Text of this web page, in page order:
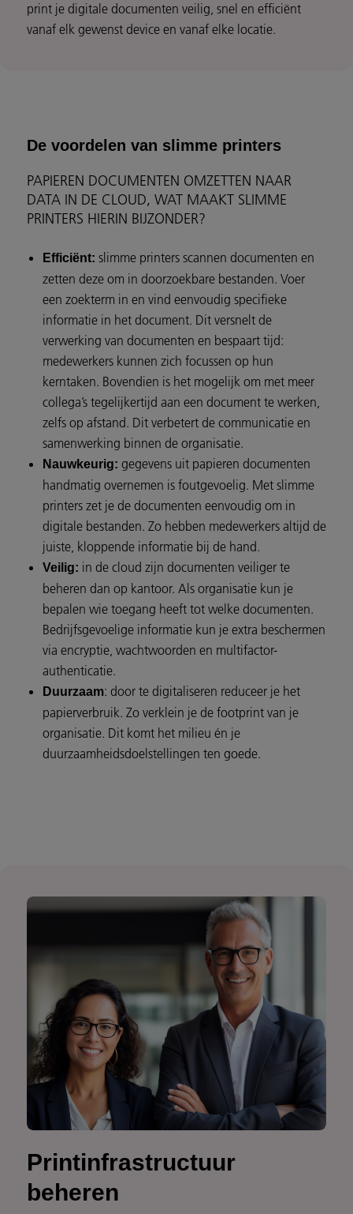
print je digitale documenten veilig, snel en efficiënt
vanaf elk gewenst device en vanaf elke locatie.
De voordelen van slimme printers
PAPIEREN DOCUMENTEN OMZETTEN NAAR
DATA IN DE CLOUD, WAT MAAKT SLIMME
PRINTERS HIERIN BIJZONDER?
Efficiënt: slimme printers scannen documenten en
zetten deze om in doorzoekbare bestanden. Voer
een zoekterm in en vind eenvoudig specifieke
informatie in het document. Dit versnelt de
verwerking van documenten en bespaart tijd:
medewerkers kunnen zich focussen op hun
kerntaken. Bovendien is het mogelijk om met meer
collega’s tegelijkertijd aan een document te werken,
zelfs op afstand. Dit verbetert de communicatie en
samenwerking binnen de organisatie.
Nauwkeurig: gegevens uit papieren documenten
handmatig overnemen is foutgevoelig. Met slimme
printers zet je de documenten eenvoudig om in
digitale bestanden. Zo hebben medewerkers altijd de
juiste, kloppende informatie bij de hand.
Veilig: in de cloud zijn documenten veiliger te
beheren dan op kantoor. Als organisatie kun je
bepalen wie toegang heeft tot welke documenten.
Bedrijfsgevoelige informatie kun je extra beschermen
via encryptie, wachtwoorden en multifactor-
authenticatie.
Duurzaam: door te digitaliseren reduceer je het
papierverbruik. Zo verklein je de footprint van je
organisatie. Dit komt het milieu én je
duurzaamheidsdoelstellingen ten goede.
Printinfrastructuur
beheren